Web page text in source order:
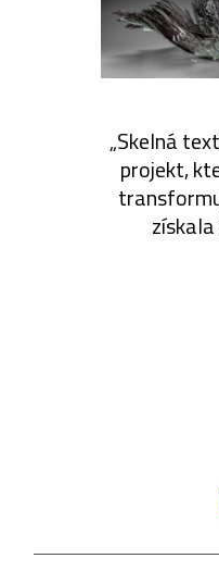
„Skelná
projekt,